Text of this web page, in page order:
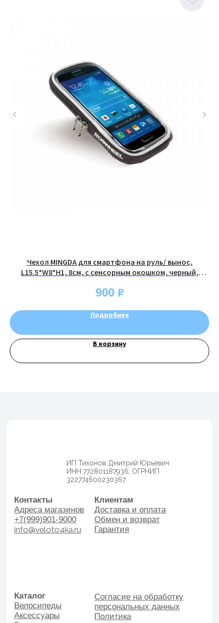
Чехол MINGDA для смартфона на руль/ вынос,
L15.5*W8*H1, 8см, с сенсорным окошком, черный,
900 ₽
Подробнее
В корзину
Клиентам
Доставка и оплата
Обмен и возврат
Гарантия
Согласие на обработку
+7(999)901-9000
info@veloto4ka.ru
ИП Тихонов Дмитрий Юрьевич
ИНН 772801187936, ОГРНИП
322774600230367